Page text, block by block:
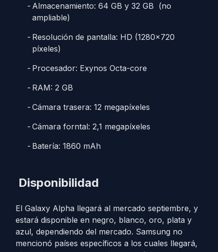
Almacenamiento: 64 GB y 32 GB (no
ampliable)
Resolución de pantalla: HD (1280×720
píxeles)
Procesador: Exynos Octa-core
RAM: 2 GB
Cámara trasera: 12 megapíxeles
Cámara forntal: 2,1 megapíxeles
Batería: 1860 mAh
Disponibilidad
El Galaxy Alpha llegará al mercado septiembre, y
estará disponible en negro, blanco, oro, plata y
azul, dependiendo del mercado. Samsung no
mencionó países específicos a los cuales llegará,